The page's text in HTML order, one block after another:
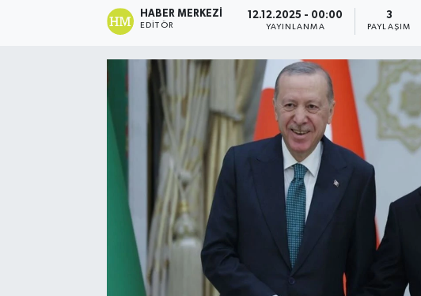
HABER MERKEZI
EDITÖR
12.12.2025 - 00:00
YAYINLANMA
3
PAYLAŞIM